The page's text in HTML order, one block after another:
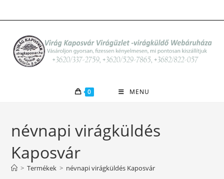
to
0 MENU
névnapi virágküldés
Kaposvár
> Termékek > névnapi virágküldés Kaposvár